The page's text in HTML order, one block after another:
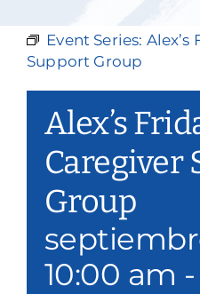
Filantropía y
Póngase en
Event Series: Alex’s
Support Group
Alex’s
Caregiver
Group
10:00 am